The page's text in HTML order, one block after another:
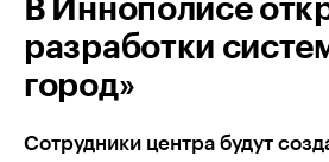
В Иннополисе
разработки
город»
Сотрудники центра будут